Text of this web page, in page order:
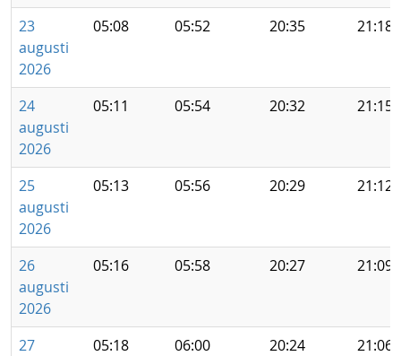
23
augusti
2026
05:08 05:52 20:35 21:18
24
augusti
2026
05:11 05:54 20:32 21:15
25
augusti
2026
05:13 05:56 20:29 21:12
26
augusti
2026
05:16 05:58 20:27 21:09
27
05:18 06:00 20:24 21:06